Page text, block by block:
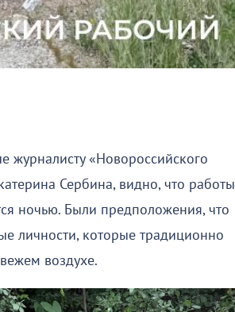
«Новороссийского
Сербина, видно, что работы
ночью. Были предположения, что
личности, которые традиционно
воздухе.